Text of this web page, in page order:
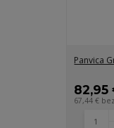
Panvica
82,95
67,44 €